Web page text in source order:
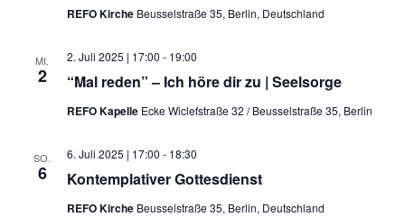
REFO Kirche Beusselstraße 35, Berlin, Deutschland
MI.
2 “Mal reden” – Ich höre dir zu | Seelsorge
2. Juli 2025 | 17:00 - 19:00
REFO Kapelle Ecke Wiclefstraße 32 / Beusselstraße 35, Berlin
SO.
6 Kontemplativer Gottesdienst
6. Juli 2025 | 17:00 - 18:30
REFO Kirche Beusselstraße 35, Berlin, Deutschland